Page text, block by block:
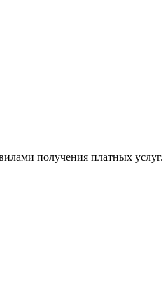
получения платных услуг.